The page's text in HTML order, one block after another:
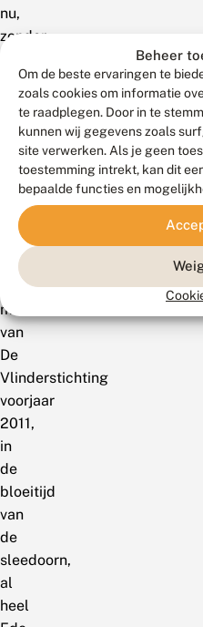
Beheer
Om de beste ervaringen te
zoals cookies om informatie
te raadplegen. Door in te
kunnen wij gegevens zoals
site verwerken. Als je geen
toestemming intrekt, kan dit
bepaalde functies en
nu,
zonder
bloei
veel
moeilijker
vinden.Dit
was
reden
medewerkers
van
De
Vlinderstichting
voorjaar
2011,
in
de
bloeitijd
van
de
sleedoorn,
al
heel